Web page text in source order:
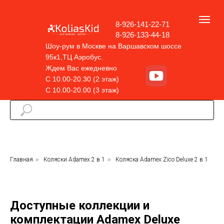
Шоу-рум в Москве на Варшавском шоссе
95к1,ТЦ Аэробус.
Ждем Вас ежедневно
С 10.00-20.30 (2 этаж)
С 10.00-20.00 (3 этаж)
8-926-141-22-71
8-926-133-44-18
Главная » Коляски Adamex 2 в 1 » Коляска Adamex Zico Deluxe 2 в 1
Доступные коллекции и
комплектации Adamex Deluxe